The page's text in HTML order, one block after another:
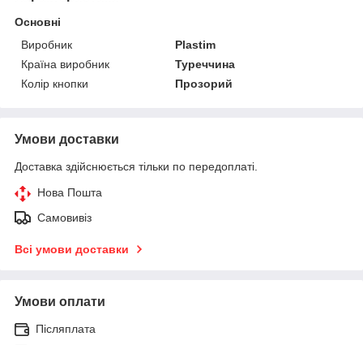
Основні
Виробник
Plastim
Країна виробник
Туреччина
Колір кнопки
Прозорий
Умови доставки
Доставка здійснюється тільки по передоплаті.
Нова Пошта
Самовивіз
Всі умови доставки
Умови оплати
Післяплата